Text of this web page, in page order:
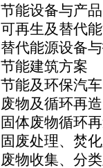
节能设备与产品
可再生及替代
替代能源设备
节能建筑方案
节能及环保汽车
废物及循环再造
固体废物循环
固废处理、焚
废物收集、分